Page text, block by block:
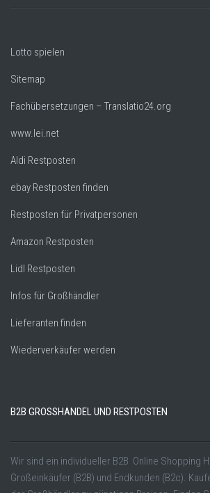
Lotto spielen
Sitemap
Fachübersetzungen – Translatio24.org
www.lei.net
Aldi Restposten
ebay Restposten finden
Restposten für Privatpersonen
Amazon Restposten
Lidl Restposten
Infos für Großhändler
Lieferanten finden
Wiederverkäufer werden
B2B GROSSHANDEL UND RESTPOSTEN
Wir sind ein individueller B2B Online Shopping
Großeinkäufer (B2B) und Endkunden (B2c).